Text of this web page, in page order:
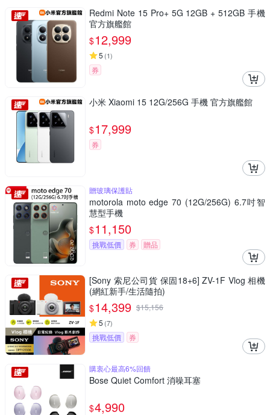
Redmi Note 15 Pro+ 5G 12GB + 512GB 手機
官方旗艦館
$12,999
5 (1)
券
小米 Xiaomi 15 12G/256G 手機 官方旗艦館
$17,999
券
贈玻璃保護貼
motorola moto edge 70 (12G/256G) 6.7吋智
慧型手機
$11,150
挑戰低價 券 贈品
[Sony 索尼公司貨 保固18+6] ZV-1F Vlog 相機
(網紅新手/生活隨拍)
$14,399 $15,156
5 (7)
挑戰低價 券
購衷心最高6%回饋
Bose Quiet Comfort 消噪耳塞
$4,990